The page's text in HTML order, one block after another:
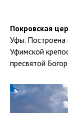
Покровская
Уфы. Построена
Уфимской
пресвятой